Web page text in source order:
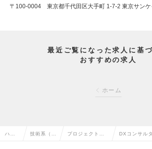
〒100-0004 東京都千代田区大手町 1-7-2 東京サンケ
最近ご覧になった求人に基
おすすめの求人
ホーム
ハイ 技術系（I プロジェクトマ DXコンサル